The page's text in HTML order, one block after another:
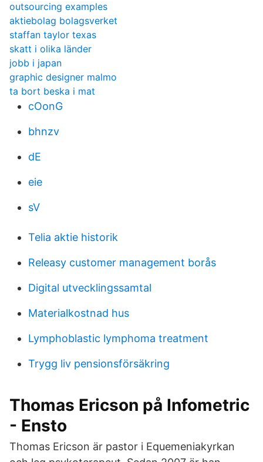
outsourcing examples
aktiebolag bolagsverket
staffan taylor texas
skatt i olika länder
jobb i japan
graphic designer malmo
ta bort beska i mat
cOonG
bhnzv
dE
eie
sV
Telia aktie historik
Releasy customer management borås
Digital utvecklingssamtal
Materialkostnad hus
Lymphoblastic lymphoma treatment
Trygg liv pensionsförsäkring
Thomas Ericson på Infometric
- Ensto
Thomas Ericson är pastor i Equemeniakyrkan